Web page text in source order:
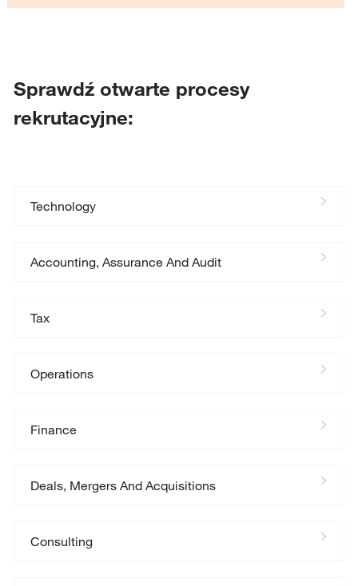
Sprawdź otwarte procesy
rekrutacyjne:
Technology
Accounting, Assurance And Audit
Tax
Operations
Finance
Deals, Mergers And Acquisitions
Consulting